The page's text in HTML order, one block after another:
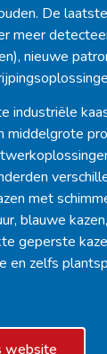
De
meer
nieuwe
industriële
middelgrote
met
blauwe
geperste
en zelfs
website